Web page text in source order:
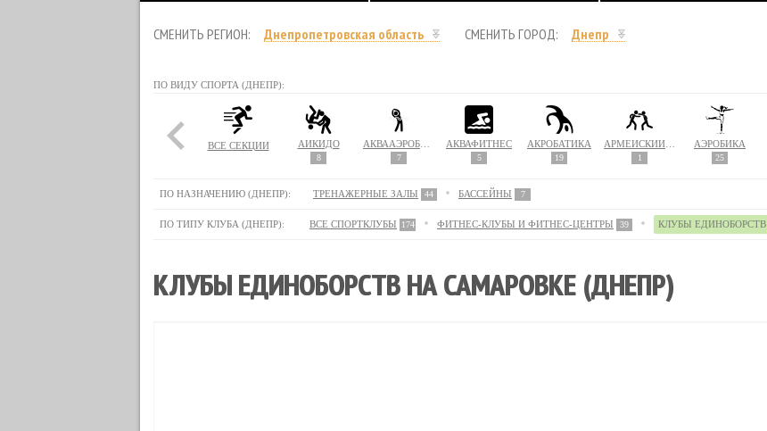
СМЕНИТЬ РЕГИОН: Днепропетровская область СМЕНИТЬ ГОРОД: Днепр
ПО ВИДУ СПОРТА (ДНЕПР):
ВСЕ СЕКЦИИ АЙКИДО
8 7
АКВАФИТНЕС
5
АКРОБАТИКА
19 1
АЭРОБИКА
25
ПО НАЗНАЧЕНИЮ (ДНЕПР): ТРЕНАЖЕРНЫЕ ЗАЛЫ 44 БАССЕЙНЫ 7
ПО ТИПУ КЛУБА (ДНЕПР): ВСЕ СПОРТКЛУБЫ 174 ФИТНЕС-КЛУБЫ И ФИТНЕС-ЦЕНТРЫ 39 КЛУБЫ ЕДИНОБОРСТВ
КЛУБЫ ЕДИНОБОРСТВ НА САМАРОВКЕ (ДНЕПР)